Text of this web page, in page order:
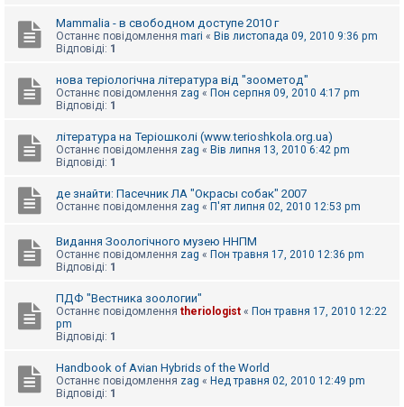
Mammalia - в свободном доступе 2010 г
Останнє повідомлення mari « Вів листопада 09, 2010 9:36 pm
Відповіді: 1
нова теріологічна література від "зоометод"
Останнє повідомлення zag « Пон серпня 09, 2010 4:17 pm
Відповіді: 1
література на Теріошколі (www.terioshkola.org.ua)
Останнє повідомлення zag « Вів липня 13, 2010 6:42 pm
Відповіді: 1
де знайти: Пасечник ЛА "Окрасы собак" 2007
Останнє повідомлення zag « П'ят липня 02, 2010 12:53 pm
Видання Зоологічного музею ННПМ
Останнє повідомлення zag « Пон травня 17, 2010 12:36 pm
Відповіді: 1
ПДФ "Вестника зоологии"
Останнє повідомлення theriologist « Пон травня 17, 2010 12:22
pm
Відповіді: 1
Handbook of Avian Hybrids of the World
Останнє повідомлення zag « Нед травня 02, 2010 12:49 pm
Відповіді: 1